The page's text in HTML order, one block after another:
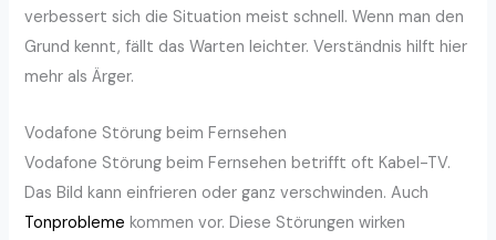
verbessert sich die Situation meist schnell. Wenn man den
Grund kennt, fällt das Warten leichter. Verständnis hilft hier
mehr als Ärger.
Vodafone Störung beim Fernsehen
Vodafone Störung beim Fernsehen betrifft oft Kabel-TV.
Das Bild kann einfrieren oder ganz verschwinden. Auch
Tonproblemekommen vor. Diese Störungen wirken